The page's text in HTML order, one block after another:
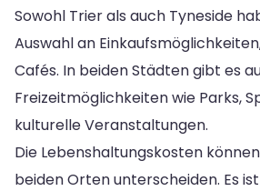
Sowohl Trier als auch Tyneside
Auswahl an
Cafés. In beiden Städten gibt es
Freizeitmöglichkeiten wie Parks,
kulturelle Veranstaltungen.
Die Lebenshaltungskosten
beiden Orten unterscheiden. Es